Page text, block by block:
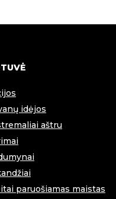
idėjos
aštru
paruošiamas maistas